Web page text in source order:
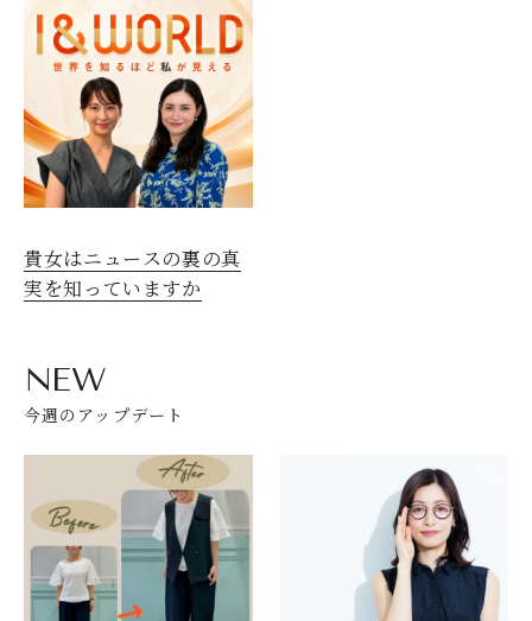
貴女はニュースの裏の真
実を知っていますか
NEW
今週のアップデート